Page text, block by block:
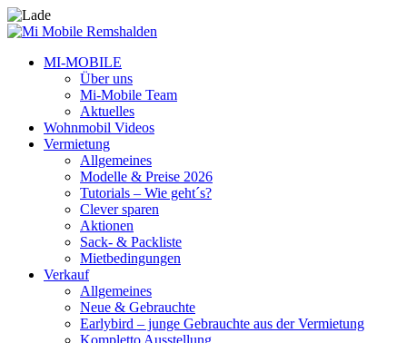
MI-MOBILE
Über uns
Mi-Mobile Team
Aktuelles
Wohnmobil Videos
Vermietung
Allgemeines
Modelle & Preise 2026
Tutorials – Wie geht´s?
Clever sparen
Aktionen
Sack- & Packliste
Mietbedingungen
Verkauf
Allgemeines
Neue & Gebrauchte
Earlybird – junge Gebrauchte aus der Vermietung
Kompletto Ausstellung